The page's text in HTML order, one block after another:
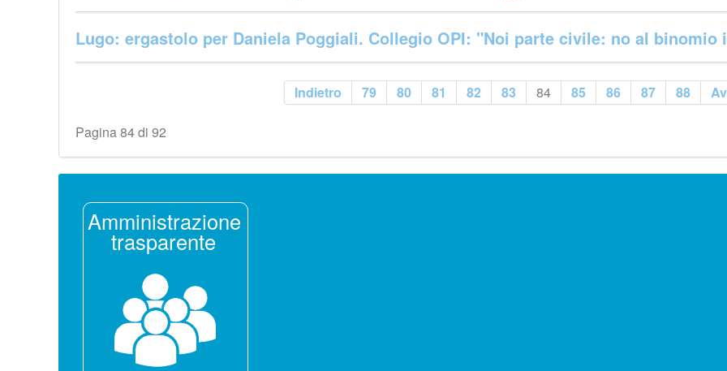
Lugo: ergastolo per Daniela Poggiali. Collegio OPI: "Noi parte civile: no al binomio
Indietro 79 80 81 82 83 84 85 86 87 88
Pagina 84 di 92
Amministrazione
trasparente